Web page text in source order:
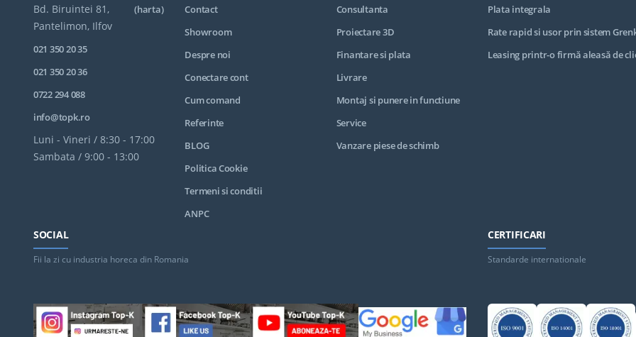
Bd. Biruintei 81,
Pantelimon, Ilfov
(harta)
021 350 20 35
021 350 20 36
0722 294 088
info@topk.ro
Luni - Vineri / 8:30 - 17:00
Sambata / 9:00 - 13:00
Contact
Showroom
Despre noi
Conectare cont
Cum comand
Referinte
BLOG
Politica Cookie
Termeni si conditii
ANPC
Consultanta
Proiectare 3D
Finantare si plata
Livrare
Montaj si punere in functiune
Service
Vanzare piese de schimb
Plata integrala
Rate rapid si usor prin sistem
Leasing printr-o firmă aleasă de
SOCIAL
Fii la zi cu industria horeca din Romania
CERTIFICARI
Standarde internationale